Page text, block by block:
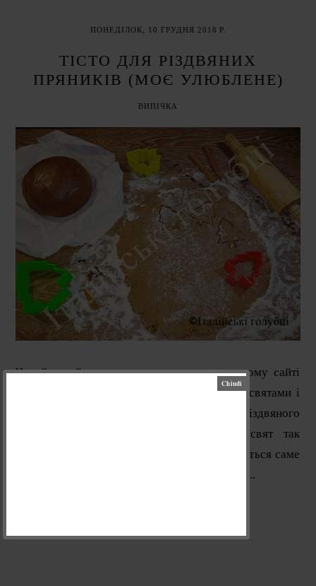
ПОНЕДІЛОК, 10 ГРУДНЯ 2018 Р.
ТІСТО ДЛЯ РІЗДВЯНИХ
ПРЯНИКІВ (МОЄ УЛЮБЛЕНЕ)
ВИПІЧКА
Читайте цей рецепт також на нашому новому сайті
🠞 www.thesaporito.com 💗 Щороку перед святами і
на свята печу величезну кількість різного різдвяного
печива. Чи то атмосфера очікування свят так
впливає, чи холод - та вечером до чаю хочеться саме
чогось пряного, приправленого гвоздикою,...